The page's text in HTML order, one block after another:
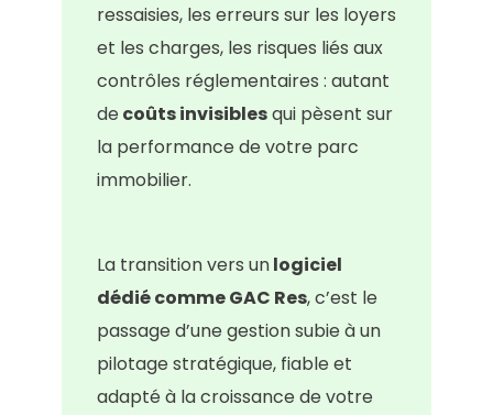
ressaisies, les erreurs sur les loyers
et les charges, les risques liés aux
contrôles réglementaires : autant
decoûts invisiblesqui pèsent sur
la performance de votre parc
immobilier.
La transition vers unlogiciel
dédié comme GAC Res, c’est le
passage d’une gestion subie à un
pilotage stratégique, fiable et
adapté à la croissance de votre